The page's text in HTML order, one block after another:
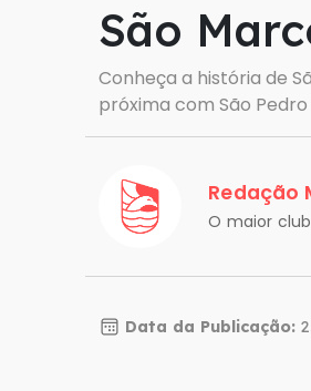
São
Conheça a história de
próxima com São Pedro
Redação
O maior
Data da Publicação: